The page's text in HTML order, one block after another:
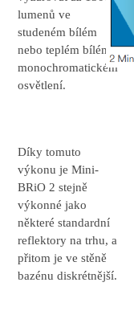
lumenů ve
studeném bílém
nebo teplém bílém
monochromatickém
osvětlení.
Díky tomuto
výkonu je Mini-
BRiO 2 stejně
výkonné jako
některé standardní
reflektory na trhu, a
přitom je ve stěně
bazénu diskrétnější.